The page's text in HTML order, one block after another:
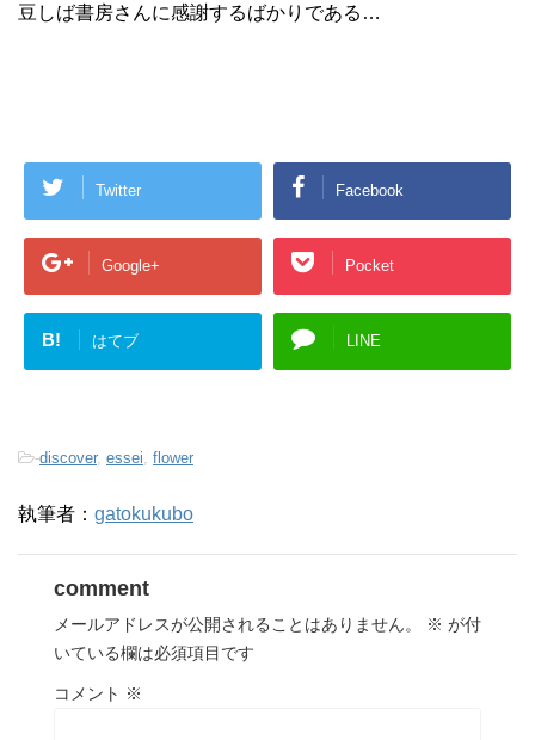
豆しば書房さんに感謝するばかりである…
Twitter Facebook
Google+ Pocket
B! はてブ LINE
-discover, essei flower
執筆者： gatokukubo
comment
メールアドレスが公開されることはありません。 ※ が付
いている欄は必須項目です
コメント ※